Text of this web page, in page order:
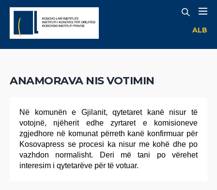
ALB
ANAMORAVA NIS VOTIMIN
Në komunën e Gjilanit, qytetaret kanë nisur të
votojnë, njëherit edhe zyrtaret e komisioneve
zgjedhore në komunat përreth kanë konfirmuar për
Kosovapress se procesi ka nisur me kohë dhe po
vazhdon normalisht. Deri më tani po vërehet
interesim i qytetarëve për të votuar.